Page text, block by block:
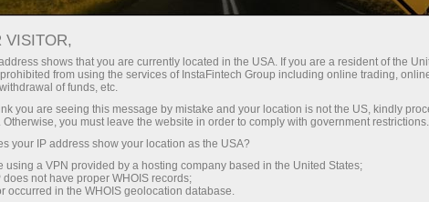
VISITOR,
shows that you are currently located in the USA. If you are a resident of the
from using the services of InstaFintech Group including online trading,
of funds, etc.
you are seeing this message by mistake and your location is not the US, kindly
Otherwise, you must leave the website in order to comply with government restrictions.
your IP address show your location as the USA?
using a VPN provided by a hosting company based in the United States;
does not have proper WHOIS records;
occurred in the WHOIS geolocation database.